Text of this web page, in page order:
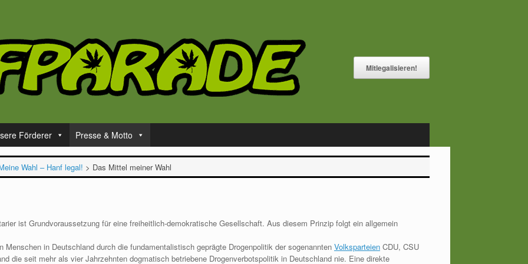
Mitlegalisieren!
Förderer Presse & Motto
Wahl – Hanf legal! > Das Mittel meiner Wahl
ist Grundvoraussetzung für eine freiheitlich-demokratische Gesellschaft. Aus diesem Prinzip folgt ein allgemein
Menschen in Deutschland durch die fundamentalistisch geprägte Drogenpolitik der sogenannten Volksparteien CDU, CSU
die seit mehr als vier Jahrzehnten dogmatisch betriebene Drogenverbotspolitik in Deutschland nie. Eine direkte